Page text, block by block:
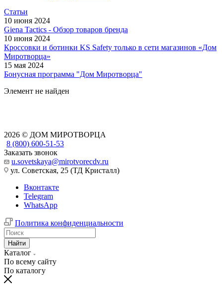
Статьи
10 июня 2024
Giena Tactics - Обзор товаров бренда
10 июня 2024
Кроссовки и ботинки KS Safety только в сети магазинов «Дом
Миротворца»
15 мая 2024
Бонусная программа "Дом Миротворца"
Элемент не найден
2026 © ДОМ МИРОТВОРЦА
8 (800) 600-51-53
Заказать звонок
u.sovetskaya@mirotvorecdv.ru
ул. Советская, 25 (ТД Кристалл)
Вконтакте
Telegram
WhatsApp
Политика конфиденциальности
Найти
Каталог
По всему сайту
По каталогу